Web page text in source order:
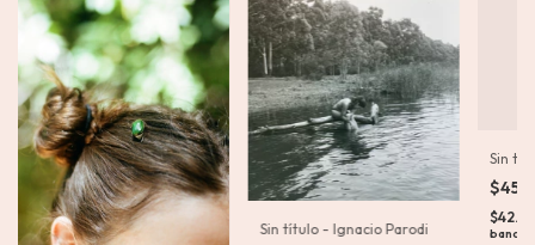
Sin título - Ignacio Parodi
Sin